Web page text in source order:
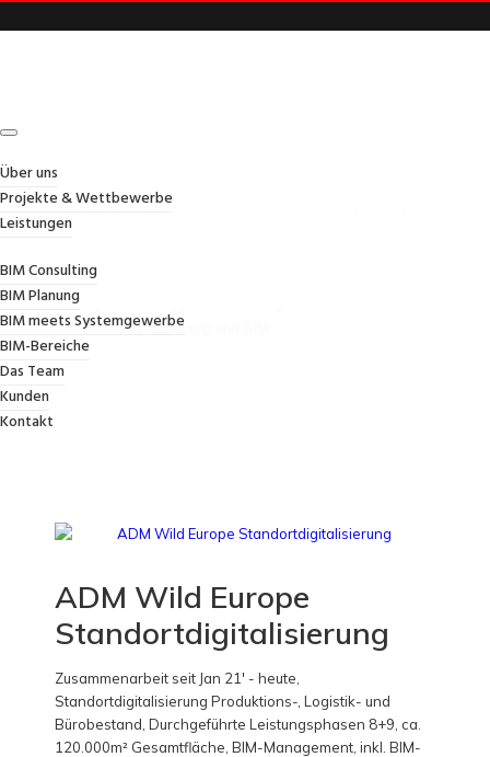
Über uns
Projekte & Wettbewerbe
Leistungen
BIM Consulting
BIM Planung
BIM meets Systemgewerbe
BIM-Bereiche
Das Team
Kunden
Kontakt
ARCHIVE FOR THE
PROJEKTE’ CATEGORY
Ein Werksgelände in Eppelheim wird digitalisiert durch
3D-Scanning und BIM
ADM Wild Europe
Standortdigitalisierung
Zusammenarbeit seit Jan 21' - heute,
Standortdigitalisierung Produktions-, Logistik- und
Bürobestand, Durchgeführte Leistungsphasen 8+9, ca.
120.000m² Gesamtfläche, BIM-Management, inkl. BIM-